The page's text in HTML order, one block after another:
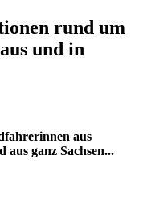
rund um
und in
aus
ganz Sachsen...